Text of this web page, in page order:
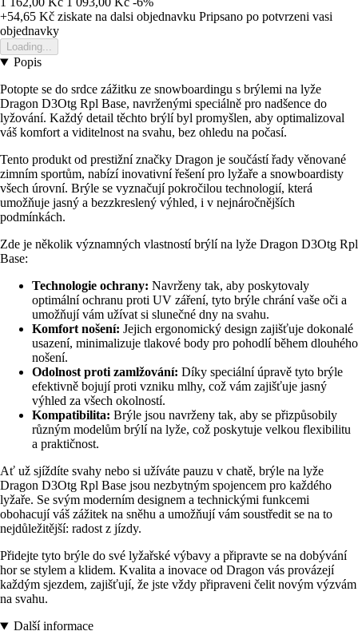
+54,65 Kč ziskate na dalsi objednavku Pripsano po potvrzeni vasi
objednavky
Loading...
Popis
Potopte se do srdce zážitku ze snowboardingu s brýlemi na lyže
Dragon D3Otg Rpl Base, navrženými speciálně pro nadšence do
lyžování. Každý detail těchto brýlí byl promyšlen, aby optimalizoval
váš komfort a viditelnost na svahu, bez ohledu na počasí.
Tento produkt od prestižní značky Dragon je součástí řady věnované
zimním sportům, nabízí inovativní řešení pro lyžaře a snowboardisty
všech úrovní. Brýle se vyznačují pokročilou technologií, která
umožňuje jasný a bezzkreslený výhled, i v nejnáročnějších
podmínkách.
Zde je několik významných vlastností brýlí na lyže Dragon D3Otg Rpl
Base:
Technologie ochrany: Navrženy tak, aby poskytovaly
optimální ochranu proti UV záření, tyto brýle chrání vaše oči a
umožňují vám užívat si slunečné dny na svahu.
Komfort nošení: Jejich ergonomický design zajišťuje dokonalé
usazení, minimalizuje tlakové body pro pohodlí během dlouhého
nošení.
Odolnost proti zamlžování: Díky speciální úpravě tyto brýle
efektivně bojují proti vzniku mlhy, což vám zajišťuje jasný
výhled za všech okolností.
Kompatibilita: Brýle jsou navrženy tak, aby se přizpůsobily
různým modelům brýlí na lyže, což poskytuje velkou flexibilitu
a praktičnost.
Ať už sjíždíte svahy nebo si užíváte pauzu v chatě, brýle na lyže
Dragon D3Otg Rpl Base jsou nezbytným spojencem pro každého
lyžaře. Se svým moderním designem a technickými funkcemi
obohacují váš zážitek na sněhu a umožňují vám soustředit se na to
nejdůležitější: radost z jízdy.
Přidejte tyto brýle do své lyžařské výbavy a připravte se na dobývání
hor se stylem a klidem. Kvalita a inovace od Dragon vás provázejí
každým sjezdem, zajišťují, že jste vždy připraveni čelit novým výzvám
na svahu.
Další informace